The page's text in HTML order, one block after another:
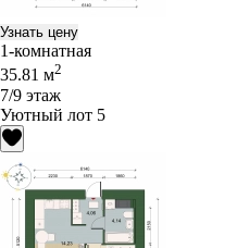
Узнать цену
1-комнатная
35.81 м2
7/9 этаж
Уютный лот 5